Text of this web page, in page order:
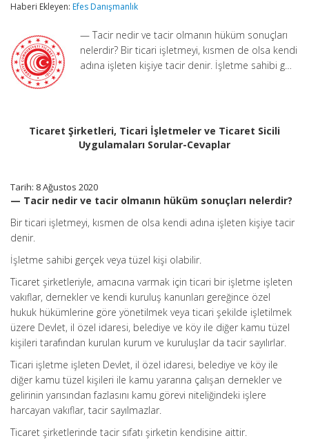
Sicili
Sorular-
Cevaplar
Ortalama
Okuma
Haberi Ekleyen: Efes Danışmanlık
— Tacir nedir ve tacir olmanın hüküm sonuçları
nelerdir? Bir ticari işletmeyi, kısmen de olsa kendi
adına işleten kişiye tacir denir. İşletme sahibi g…
Ticaret Şirketleri, Ticari İşletmeler ve Ticaret Sicili
Uygulamaları Sorular-Cevaplar
Tarih: 8 Ağustos 2020
— Tacir nedir ve tacir olmanın hüküm sonuçları nelerdir?
Bir ticari işletmeyi, kısmen de olsa kendi adına işleten kişiye tacir
denir.
İşletme sahibi gerçek veya tüzel kişi olabilir.
Ticaret şirketleriyle, amacına varmak için ticari bir işletme işleten
vakıflar, dernekler ve kendi kuruluş kanunları gereğince özel
hukuk hükümlerine göre yönetilmek veya ticari şekilde işletilmek
üzere Devlet, il özel idaresi, belediye ve köy ile diğer kamu tüzel
kişileri tarafından kurulan kurum ve kuruluşlar da tacir sayılırlar.
Ticari işletme işleten Devlet, il özel idaresi, belediye ve köy ile
diğer kamu tüzel kişileri ile kamu yararına çalışan dernekler ve
gelirinin yarısından fazlasını kamu görevi niteliğindeki işlere
harcayan vakıflar, tacir sayılmazlar.
Ticaret şirketlerinde tacir sıfatı şirketin kendisine aittir.